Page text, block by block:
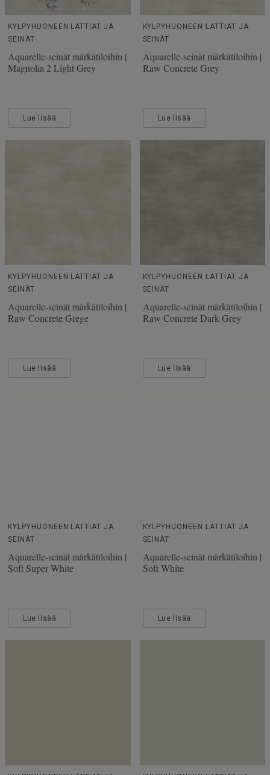
KYLPYHUONEEN LATTIAT JA
SEINÄT
Aquarelle-seinät märkätiloihin |
Magnolia 2 Light Grey
Lue lisää
KYLPYHUONEEN LATTIAT JA
SEINÄT
Aquarelle-seinät märkätiloihin |
Raw Concrete Grey
Lue lisää
KYLPYHUONEEN LATTIAT JA
SEINÄT
Aquarelle-seinät märkätiloihin |
Raw Concrete Grege
Lue lisää
KYLPYHUONEEN LATTIAT JA
SEINÄT
Aquarelle-seinät märkätiloihin |
Raw Concrete Dark Grey
Lue lisää
KYLPYHUONEEN LATTIAT JA
SEINÄT
Aquarelle-seinät märkätiloihin |
Soft Super White
Lue lisää
KYLPYHUONEEN LATTIAT JA
SEINÄT
Aquarelle-seinät märkätiloihin |
Soft White
Lue lisää